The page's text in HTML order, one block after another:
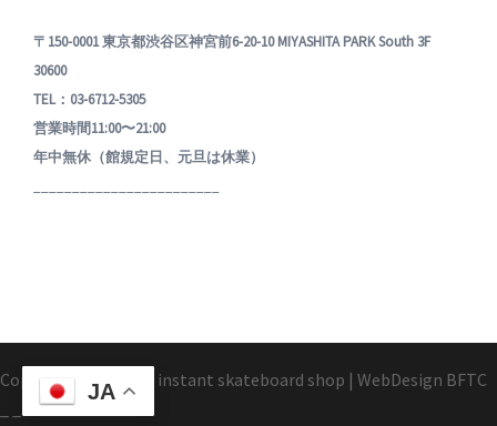
〒150-0001 東京都渋谷区神宮前6-20-10 MIYASHITA PARK South 3F
30600
TEL：03-6712-5305
営業時間11:00〜21:00
年中無休（館規定日、元旦は休業）
Copyright1995-2025 instant skateboard shop | WebDesign BFTC
JA